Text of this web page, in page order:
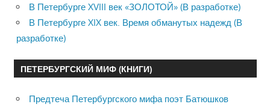
В Петербурге XVIII век «ЗОЛОТОЙ» (В разработке)
В Петербурге XIX век. Время обманутых надежд (В
разработке)
ПЕТЕРБУРГСКИЙ МИФ (КНИГИ)
Предтеча Петербургского мифа поэт Батюшков